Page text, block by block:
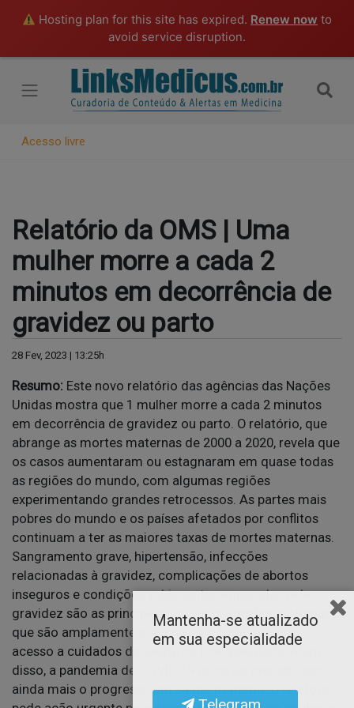
Hosting plan for this site has expired. Renew now to
avoid service disruption.
Acesso livre
Relatório da OMS | Uma
mulher morre a cada 2
minutos em decorrência de
gravidez ou parto
28 Fev, 2023 | 13:25h
Resumo: Este novo relatório das agências das Nações
Unidas mostra que 1 mulher morre a cada 2 minutos
em decorrência de gravidez ou parto. O relatório, que
abrange as mortes maternas de 2000 a 2020, revela que
os casos aumentaram ou estagnaram em quase todas
as regiões do mundo, com algumas regiões
experimentando grandes retrocessos. As partes mais
pobres do mundo e os países afetados por conflitos
continuam a ter as maiores taxas de mortes maternas.
Sangramento grave, hipertensão, infecções
relacionadas à gravidez, complicações de abortos
inseguros e condições subjacentes agravadas pela
gravidez são as principais causas de mortes maternas,
que são amplamente preveníveis e tratáveis com
acesso a cuidados de saúde de boa qualidade. Além
disso, a pandemia de COVID-19 pode ter prejudicado
ainda mais o progresso em saúde materna. O relatório
Mantenha-se atualizado
em sua especialidade